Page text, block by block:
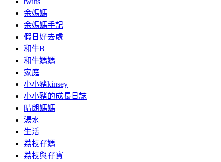
余媽媽
余媽媽手記
假日好去處
和牛B
和牛媽媽
家庭
小小豬kinsey
小小豬的成長日誌
晴朗媽媽
湯水
生活
荔枝孖媽
荔枝與孖寶